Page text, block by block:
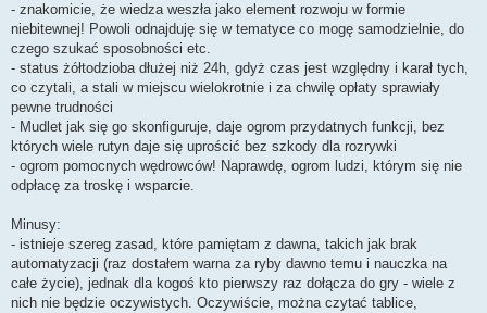
- znakomicie, że wiedza weszła jako element rozwoju w formie
niebitewnej! Powoli odnajduję się w tematyce co mogę samodzielnie, do
czego szukać sposobności etc.
- status żółtodzioba dłużej niż 24h, gdyż czas jest względny i karał tych,
co czytali, a stali w miejscu wielokrotnie i za chwilę opłaty sprawiały
pewne trudności
- Mudlet jak się go skonfiguruje, daje ogrom przydatnych funkcji, bez
których wiele rutyn daje się uprościć bez szkody dla rozrywki
- ogrom pomocnych wędrowców! Naprawdę, ogrom ludzi, którym się nie
odpłacę za troskę i wsparcie.
Minusy:
- istnieje szereg zasad, które pamiętam z dawna, takich jak brak
automatyzacji (raz dostałem warna za ryby dawno temu i nauczka na
całe życie), jednak dla kogoś kto pierwszy raz dołącza do gry - wiele z
nich nie będzie oczywistych. Oczywiście, można czytać tablice,